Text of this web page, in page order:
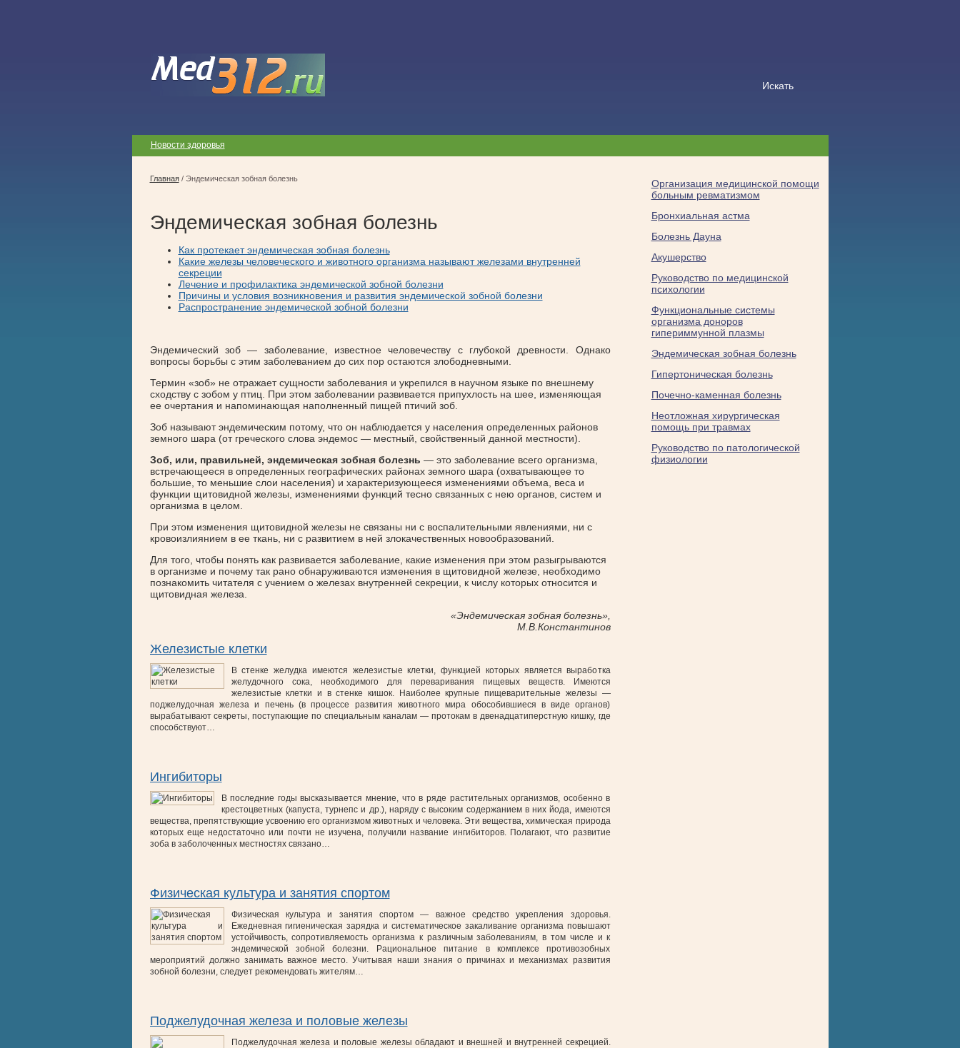
Новости здоровья
Главная/ Эндемическая зобная болезнь
Эндемическая зобная болезнь
Как протекает эндемическая зобная болезнь
Какие железы человеческого и животного организма называют железами внутренней
секреции
Лечение и профилактика эндемической зобной болезни
Причины и условия возникновения и развития эндемической зобной болезни
Распространение эндемической зобной болезни
Эндемический зоб — заболевание, известное человечеству с глубокой древности. Однако
вопросы борьбы с этим заболеванием до сих пор остаются злободневными.
Термин «зоб» не отражает сущности заболевания и укрепился в научном языке по внешнему
сходству с зобом у птиц. При этом заболевании развивается припухлость на шее, изменяющая
ее очертания и напоминающая наполненный пищей птичий зоб.
Зоб называют эндемическим потому, что он наблюдается у населения определенных районов
земного шара (от греческого слова эндемос — местный, свойственный данной местности).
Зоб, или, правильней, эндемическая зобная болезнь — это заболевание всего организма,
встречающееся в определенных географических районах земного шара (охватывающее то
большие, то меньшие слои населения) и характеризующееся изменениями объема, веса и
функции щитовидной железы, изменениями функций тесно связанных с нею органов, систем и
организма в целом.
При этом изменения щитовидной железы не связаны ни с воспалительными явлениями, ни с
кровоизлиянием в ее ткань, ни с развитием в ней злокачественных новообразований.
Для того, чтобы понять как развивается заболевание, какие изменения при этом разыгрываются
в организме и почему так рано обнаруживаются изменения в щитовидной железе, необходимо
познакомить читателя с учением о железах внутренней секреции, к числу которых относится и
щитовидная железа.
«Эндемическая зобная болезнь»,
М.В.Константинов
Железистые клетки
В стенке желудка имеются железистые клетки, функцией которых является выработка
желудочного сока, необходимого для переваривания пищевых веществ. Имеются
железистые клетки и в стенке кишок. Наиболее крупные пищеварительные железы —
поджелудочная железа и печень (в процессе развития животного мира обособившиеся в виде органов)
вырабатывают секреты, поступающие по специальным каналам — протокам в двенадцатиперстную кишку, где
способствуют…
Ингибиторы
В последние годы высказывается мнение, что в ряде растительных организмов, особенно в
крестоцветных (капуста, турнепс и др.), наряду с высоким содержанием в них йода, имеются
вещества, препятствующие усвоению его организмом животных и человека. Эти вещества, химическая природа
которых еще недостаточно или почти не изучена, получили название ингибиторов. Полагают, что развитие
зоба в заболоченных местностях связано…
Физическая культура и занятия спортом
Физическая культура и занятия спортом — важное средство укрепления здоровья.
Ежедневная гигиеническая зарядка и систематическое закаливание организма повышают
устойчивость, сопротивляемость организма к различным заболеваниям, в том числе и к
эндемической зобной болезни. Рациональное питание в комплексе противозобных
мероприятий должно занимать важное место. Учитывая наши знания о причинах и механизмах развития
зобной болезни, следует рекомендовать жителям…
Поджелудочная железа и половые железы
Поджелудочная железа и половые железы обладают и внешней и внутренней секрецией.
Организация медицинской помощи
больным ревматизмом
Бронхиальная астма
Болезнь Дауна
Акушерство
Руководство по медицинской
психологии
Функциональные системы
организма доноров
гипериммунной плазмы
Эндемическая зобная болезнь
Гипертоническая болезнь
Почечно-каменная болезнь
Неотложная хирургическая
помощь при травмах
Руководство по патологической
физиологии